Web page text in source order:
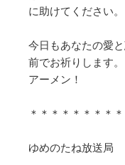
に助けてください。
今日もあなたの愛
前でお祈りします。
アーメン！
＊＊＊＊＊＊＊＊
ゆめのたね放送局